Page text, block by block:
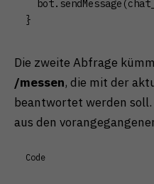
}
Die zweite Abfrage
/messen, die mit der
beantwortet werden
aus den
Code